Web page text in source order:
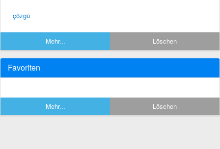
çözgü
Mehr... Löschen
Favoriten
Mehr... Löschen